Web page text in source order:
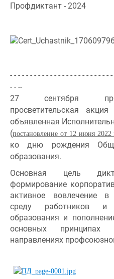
Профдиктант - 2024
- - - - - - - - - - - - - - - - - - - - - - - - -
- - --
27 сентября
просветительская
объявленная
(постановление от 12 июня
ко дню рождения
образования.
Основная цель
формирование
активное вовлечение
среду работников и
образования и
основных
направлениях